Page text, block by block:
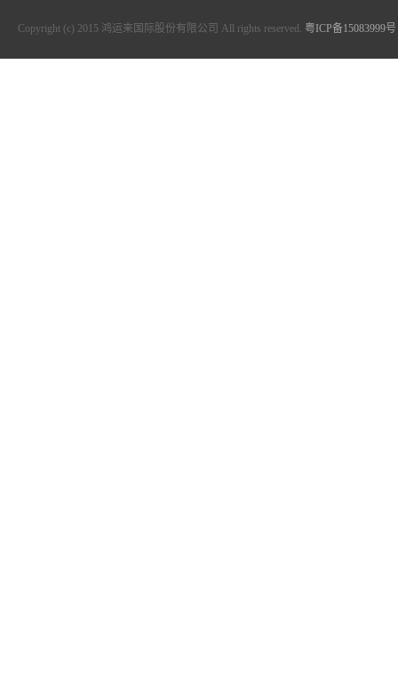
Copyright (c) 2015 鸿运来国际股份有限公司 All rights reserved. 粤ICP备15083999号